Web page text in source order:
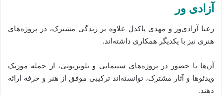
آزادی‌ ور
رعنا آزادی‌ور و مهدی پاکدل علاوه بر زندگی مشترک، در پروژه‌های
هنری نیز با یکدیگر همکاری داشته‌اند.
آن‌ها با حضور در پروژه‌های سینمایی و تلویزیونی، از جمله موزیک
ویدئوها و آثار مشترک، توانسته‌اند ترکیبی موفق از هنر و حرفه ارائه
دهند.